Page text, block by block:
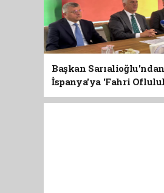
Başkan Sarıalioğlu'ndan
İspanya'ya 'Fahri